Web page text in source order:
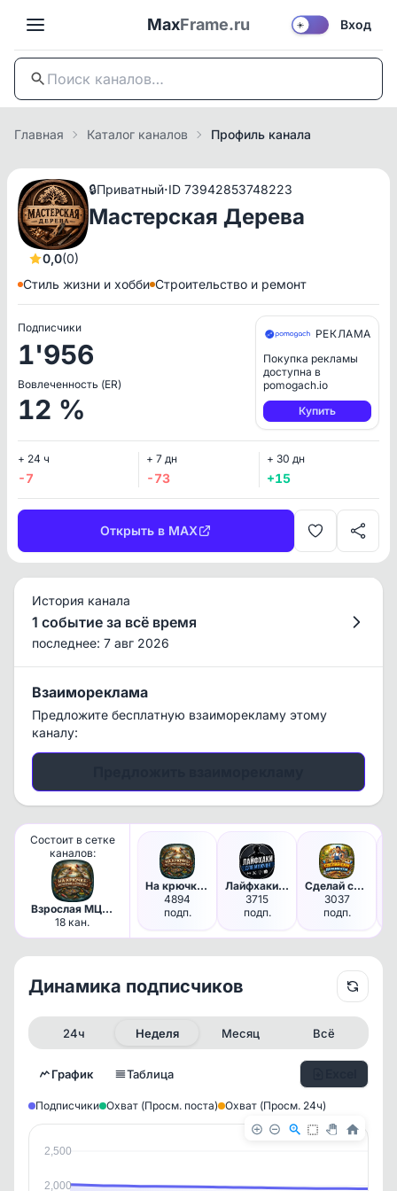
MaxFrame.ru ☀️ Вход
Главная Каталог каналов Профиль канала
0,0(0)
🔒Приватный·ID 73942853748223
Мастерская Дерева
Стиль жизни и хобби Строительство и ремонт
Подписчики
1'956
Вовлеченность (ER)
12 %
РЕКЛАМА
Покупка рекламы
доступна в
pomogach.io
Купить
+ 24 ч
-7
+ 7 дн
-73
+ 30 дн
+15
Открыть в MAX
История канала
1 событие за всё время
последнее: 7 авг 2026
Взаимореклама
Предложите бесплатную взаиморекламу этому
каналу:
Состоит в сетке
каналов:
Взрослая МЦА,
полностью MAX
трафик
18 кан.
На крючке: Истории и советы
4894
подп.
Лайфхаки для мужчин
3715
подп.
Сделай сам: Дом мечты
3037
подп.
Динамика подписчиков
24ч Неделя Месяц Всё
График Таблица
Подписчики Охват (Просм. поста) Охват (Просм. 24ч)
2,500
2,000